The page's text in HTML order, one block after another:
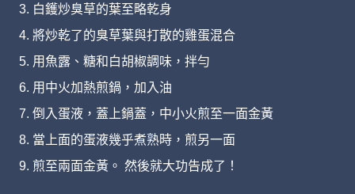
3. 白鑊炒臭草的葉至略乾身
4. 將炒乾了的臭草葉與打散的雞蛋混合
5. 用魚露、糖和白胡椒調味，拌勻
6. 用中火加熱煎鍋，加入油
7. 倒入蛋液，蓋上鍋蓋，中小火煎至一面金黃
8. 當上面的蛋液幾乎煮熟時，煎另一面
9. 煎至兩面金黃。 然後就大功告成了！